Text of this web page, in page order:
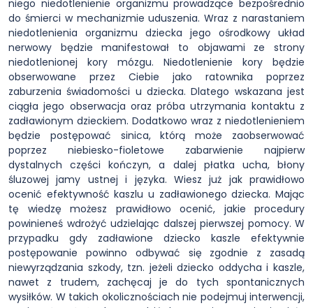
niego niedotlenienie organizmu prowadzące bezpośrednio
do śmierci w mechanizmie uduszenia. Wraz z narastaniem
niedotlenienia organizmu dziecka jego ośrodkowy układ
nerwowy będzie manifestował to objawami ze strony
niedotlenionej kory mózgu. Niedotlenienie kory będzie
obserwowane przez Ciebie jako ratownika poprzez
zaburzenia świadomości u dziecka. Dlatego wskazana jest
ciągła jego obserwacja oraz próba utrzymania kontaktu z
zadławionym dzieckiem. Dodatkowo wraz z niedotlenieniem
będzie postępować sinica, którą może zaobserwować
poprzez niebiesko-fioletowe zabarwienie najpierw
dystalnych części kończyn, a dalej płatka ucha, błony
śluzowej jamy ustnej i języka. Wiesz już jak prawidłowo
ocenić efektywność kaszlu u zadławionego dziecka. Mając
tę wiedzę możesz prawidłowo ocenić, jakie procedury
powinieneś wdrożyć udzielając dalszej pierwszej pomocy. W
przypadku gdy zadławione dziecko kaszle efektywnie
postępowanie powinno odbywać się zgodnie z zasadą
niewyrządzania szkody, tzn. jeżeli dziecko oddycha i kaszle,
nawet z trudem, zachęcaj je do tych spontanicznych
wysiłków. W takich okolicznościach nie podejmuj interwencji,